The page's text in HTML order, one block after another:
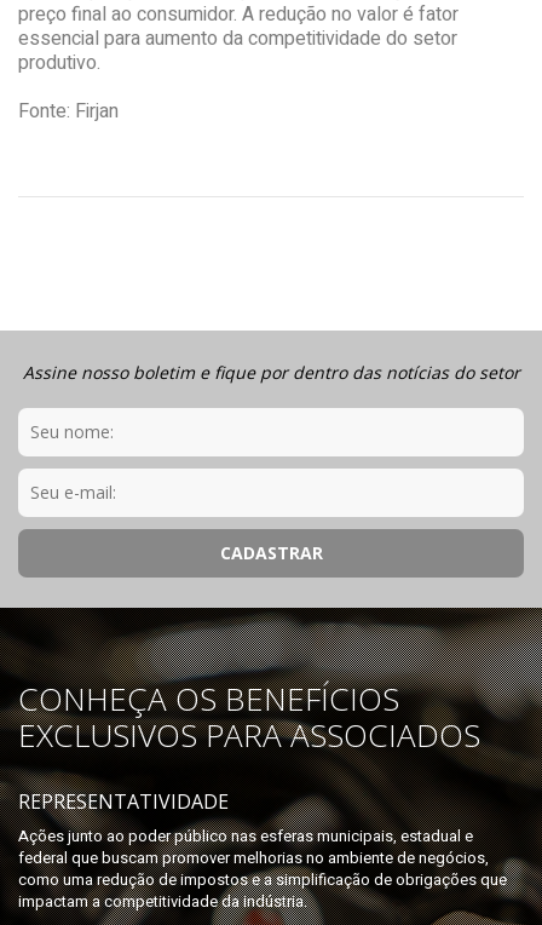
preço final ao consumidor. A redução no valor é fator
essencial para aumento da competitividade do setor
produtivo.
Fonte: Firjan
Assine nosso boletim e fique por dentro das notícias do setor
CONHEÇA OS BENEFÍCIOS
EXCLUSIVOS PARA ASSOCIADOS
REPRESENTATIVIDADE
Ações junto ao poder público nas esferas municipais, estadual e
federal que buscam promover melhorias no ambiente de negócios,
como uma redução de impostos e a simplificação de obrigações que
impactam a competitividade da indústria.